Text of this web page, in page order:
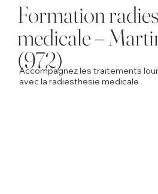
Formation
medicale –
(972)
Accompagnez les traitements
avec la radiesthesie medicale